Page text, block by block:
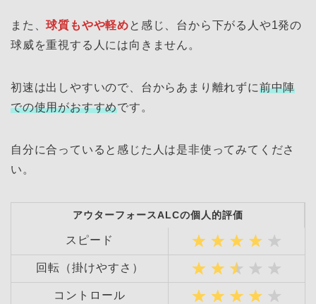
また、球質もやや軽めと感じ、台から下がる人や1発の
球威を重視する人には向きません。
初速は出しやすいので、台からあまり離れずに前中陣
での使用がおすすめです。
自分に合っていると感じた人は是非使ってみてくださ
い。
アウターフォースALCの個人的評価
スピード
回転（掛けやすさ）
コントロール